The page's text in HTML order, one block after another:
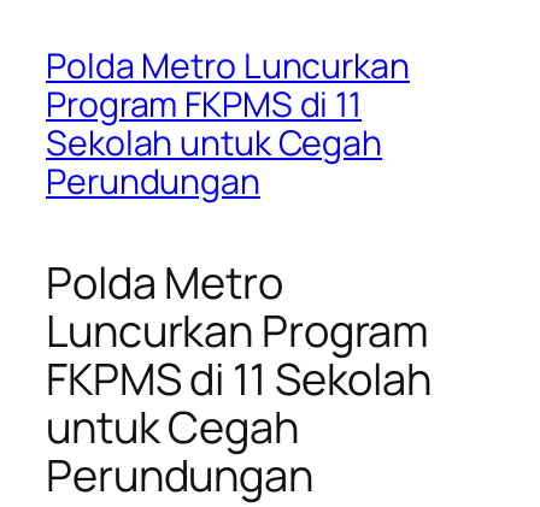
Polda Metro Luncurkan
Program FKPMS di 11
Sekolah untuk Cegah
Perundungan
Polda Metro
Luncurkan Program
FKPMS di 11 Sekolah
untuk Cegah
Perundungan